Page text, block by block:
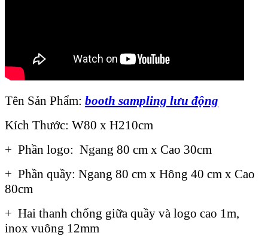
Tên Sản Phẩm: booth sampling lưu động
Kích Thước: W80 x H210cm
+ Phần logo: Ngang 80 cm x Cao 30cm
+ Phần quầy: Ngang 80 cm x Hông 40 cm x Cao
80cm
+ Hai thanh chống giữa quầy và logo cao 1m,
inox vuông 12mm